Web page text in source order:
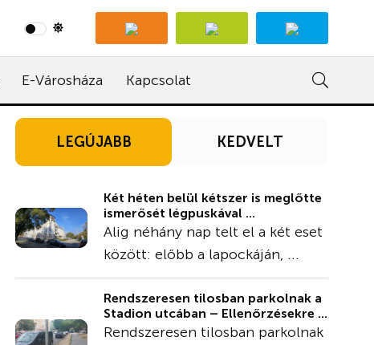
E-Városháza Kapcsolat
LEGÚJABB KEDVELT
Két héten belül kétszer is meglőtte
ismerősét légpuskával ...
Alig néhány nap telt el a két eset
között: előbb a lapockáján, ...
Rendszeresen tilosban parkolnak a
Stadion utcában – Ellenőrzésekre ...
Rendszeresen tilosban parkolnak